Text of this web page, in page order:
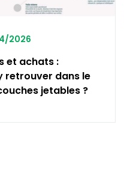
2026
et achats :
retrouver dans le
jetables ?